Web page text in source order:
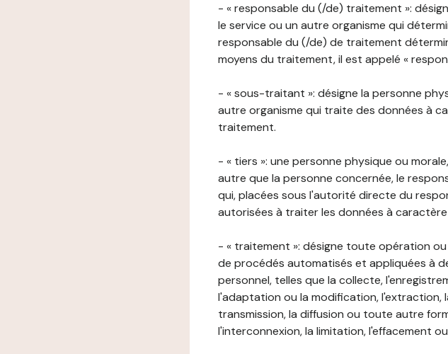
- « responsable du (/de) traitement »:
le service ou un autre organisme qui
responsable du (/de) de traitement
moyens du traitement, il est appelé «
- « sous-traitant »: désigne la personne
autre organisme qui traite des données à
traitement.
- « tiers »: une personne physique ou
autre que la personne concernée, le
qui, placées sous l'autorité directe du
autorisées à traiter les données à
- « traitement »: désigne toute opération
de procédés automatisés et appliquées à
personnel, telles que la collecte,
l'adaptation ou la modification, l'extraction,
transmission, la diffusion ou toute autre
l'interconnexion, la limitation, l'effacement